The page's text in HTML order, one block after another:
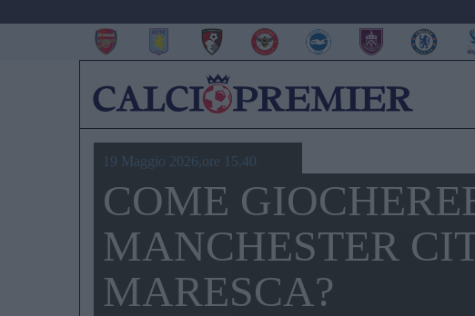
19 Maggio 2026,ore 15.40
COME
MANCHESTER
MARESCA?